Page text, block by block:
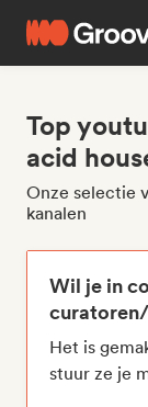
Top
acid
Onze selectie
kanalen
Wil je in
Het is
stuur ze je